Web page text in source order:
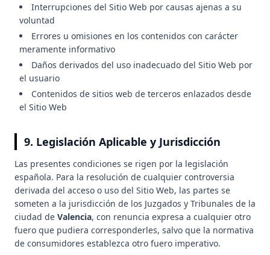
Interrupciones del Sitio Web por causas ajenas a su
voluntad
Errores u omisiones en los contenidos con carácter
meramente informativo
Daños derivados del uso inadecuado del Sitio Web por
el usuario
Contenidos de sitios web de terceros enlazados desde
el Sitio Web
9. Legislación Aplicable y Jurisdicción
Las presentes condiciones se rigen por la legislación
española. Para la resolución de cualquier controversia
derivada del acceso o uso del Sitio Web, las partes se
someten a la jurisdicción de los Juzgados y Tribunales de la
ciudad de Valencia, con renuncia expresa a cualquier otro
fuero que pudiera corresponderles, salvo que la normativa
de consumidores establezca otro fuero imperativo.